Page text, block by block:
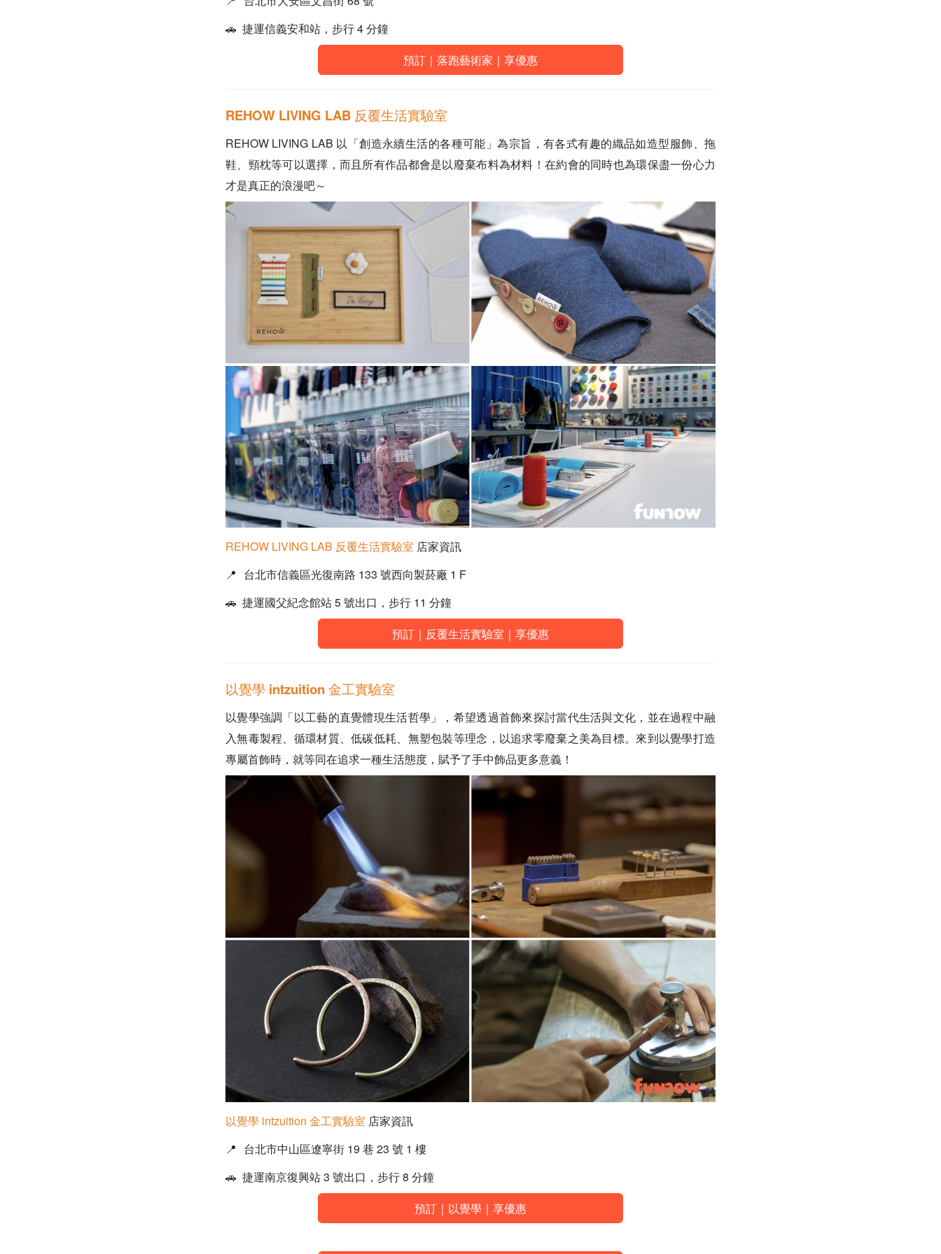
🚗 捷運信義安和站，步行 4 分鐘
預訂｜落跑藝術家｜享優惠
REHOW LIVING LAB 反覆生活實驗室
REHOW LIVING LAB 以「創造永續生活的各種可能」為宗旨，有各式有趣的織品如造型服飾、拖
鞋、頸枕等可以選擇，而且所有作品都會是以廢棄布料為材料！在約會的同時也為環保盡一份心力
才是真正的浪漫吧～
REHOW LIVING LAB 反覆生活實驗室 店家資訊
📍 台北市信義區光復南路 133 號西向製菸廠 1 F
🚗 捷運國父紀念館站 5 號出口，步行 11 分鐘
預訂｜反覆生活實驗室｜享優惠
以覺學 intzuition 金工實驗室
以覺學強調「以工藝的直覺體現生活哲學」，希望透過首飾來探討當代生活與文化，並在過程中融
入無毒製程、循環材質、低碳低耗、無塑包裝等理念，以追求零廢棄之美為目標。來到以覺學打造
專屬首飾時，就等同在追求一種生活態度，賦予了手中飾品更多意義 ！
以覺學 intzuition 金工實驗室 店家資訊
📍 台北市中山區遼寧街 19 巷 23 號 1 樓
🚗 捷運南京復興站 3 號出口，步行 8 分鐘
預訂｜以覺學｜享優惠